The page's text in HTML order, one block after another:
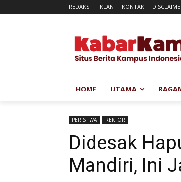
REDAKSI IKLAN KONTAK
HOME UTAMA
PERISTIWA REKTOR
Didesak
Mandiri, Ini